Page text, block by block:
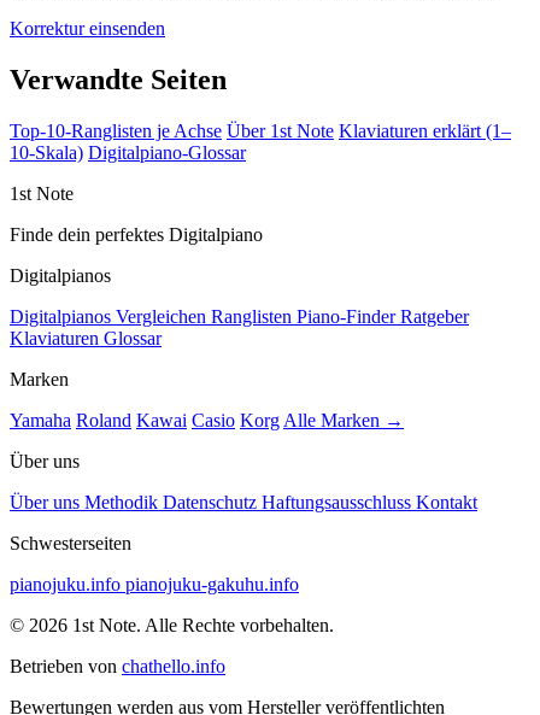
Korrektur einsenden
Verwandte Seiten
Top-10-Ranglisten je Achse Über 1st Note Klaviaturen erklärt (1–
10-Skala) Digitalpiano-Glossar
1st Note
Finde dein perfektes Digitalpiano
Digitalpianos
Digitalpianos Vergleichen Ranglisten Piano-FinderRatgeber
Klaviaturen Glossar
Marken
Yamaha Roland Kawai Casio Korg Alle Marken →
Über uns
Über uns Methodik Datenschutz Haftungsausschluss Kontakt
Schwesterseiten
pianojuku.info pianojuku-gakuhu.info
© 2026 1st Note. Alle Rechte vorbehalten.
Betrieben von chathello.info
Bewertungen werden aus vom Hersteller veröffentlichten